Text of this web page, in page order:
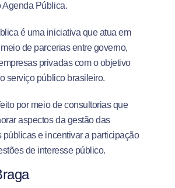
Agenda Pública.
é uma iniciativa que atua em
de parcerias entre governo,
privadas com o objetivo
serviço público brasileiro.
por meio de consultorias que
aspectos da gestão das
públicas e incentivar a participação
de interesse público.